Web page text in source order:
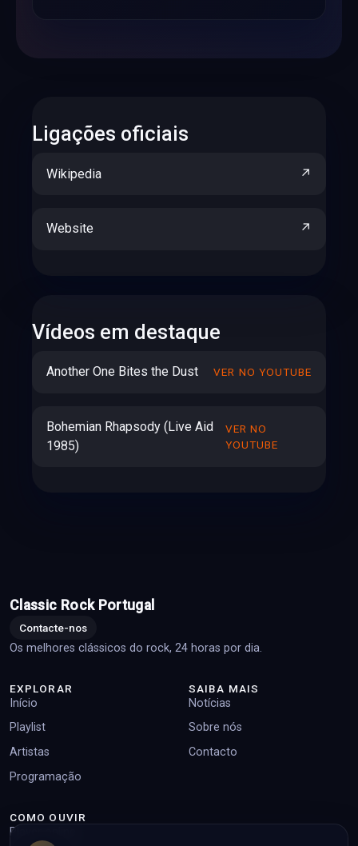
Ligações oficiais
Wikipedia ↗
Website ↗
Vídeos em destaque
Another One Bites the Dust VER NO YOUTUBE
Bohemian Rhapsody (Live Aid
1985)
VER NO
YOUTUBE
Classic Rock Portugal
Contacte-nos
Os melhores clássicos do rock, 24 horas por dia.
EXPLORAR
Início
Playlist
Artistas
Programação
SAIBA MAIS
Notícias
Sobre nós
Contacto
COMO OUVIR
Player online